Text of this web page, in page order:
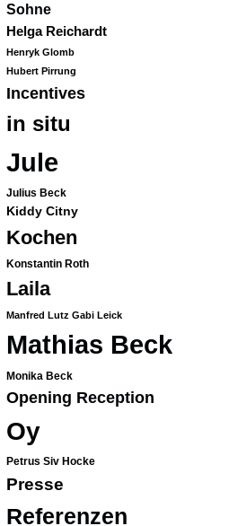
Sohne
Helga Reichardt
Henryk Glomb
Hubert Pirrung
Incentives
in situ
Jule
Julius Beck
Kiddy Citny
Kochen
Konstantin Roth
Laila
Manfred Lutz Gabi Leick
Mathias Beck
Monika Beck
Opening Reception
Oy
Petrus Siv Hocke
Presse
Referenzen